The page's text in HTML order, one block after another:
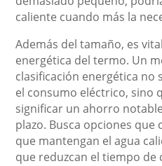
caliente cuando más la
Además del tamaño, es
energética del termo. Un
clasificación energética no
el consumo eléctrico, sino
significar un ahorro
plazo. Busca opciones
que mantengan el agua
que reduzcan el tiempo de